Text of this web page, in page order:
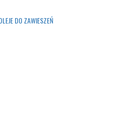
DO ZAWIESZEŃ